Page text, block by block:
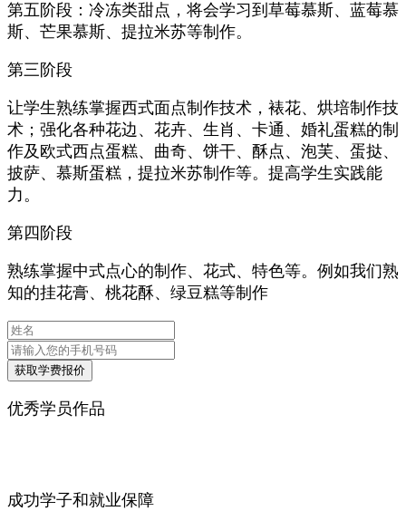
第五阶段：冷冻类甜点，将会学习到草莓慕斯、蓝莓慕
斯、芒果慕斯、提拉米苏等制作。
第三阶段
让学生熟练掌握西式面点制作技术，裱花、烘培制作技
术；强化各种花边、花卉、生肖、卡通、婚礼蛋糕的制
作及欧式西点蛋糕、曲奇、饼干、酥点、泡芙、蛋挞、
披萨、慕斯蛋糕，提拉米苏制作等。提高学生实践能
力。
第四阶段
熟练掌握中式点心的制作、花式、特色等。例如我们熟
知的挂花膏、桃花酥、绿豆糕等制作
优秀学员作品
成功学子和就业保障